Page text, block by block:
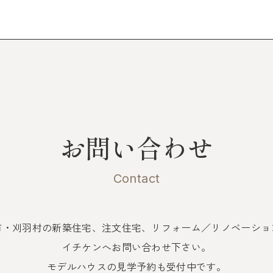
お問い合わせ
Contact
刈羽村の新築住宅、注文住宅、
リフォーム／リノベーシ
イチケンへお問い合わせ下さい。
モデルハウスの見学予約も受付中です。